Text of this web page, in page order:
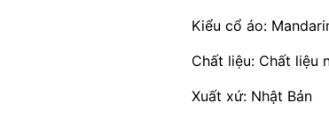
Kiểu cổ áo:
Chất liệu: Chất liệu
Xuất xứ: Nhật Bản